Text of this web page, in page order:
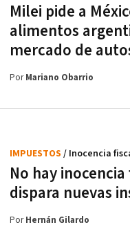
Milei pide a
alimentos
mercado de
PorMariano Obarrio
No hay
dispara nuevas
IMPUESTOS / Inocencia
PorHernán Gilardo